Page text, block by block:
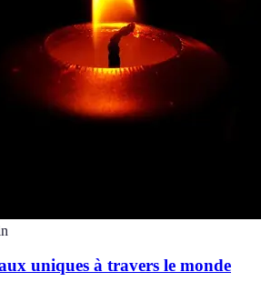
uniques à travers le monde